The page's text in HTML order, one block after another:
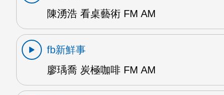
陳湧浩 看桌藝術 FM AM
fb新鮮事
廖瑀喬 炭極咖啡 FM AM